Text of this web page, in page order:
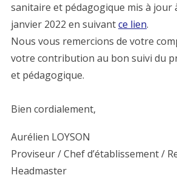
sanitaire et pédagogique mis à jour
janvier 2022 en suivantce lien.
Nous vous remercions de votre
votre contribution au bon suivi du
et pédagogique.
Bien cordialement,
Aurélien LOYSON
Proviseur / Chef d’établissement /
Headmaster